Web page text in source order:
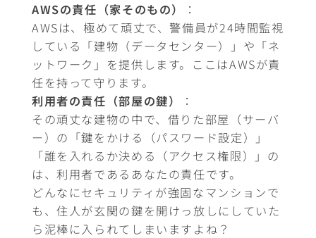
AWSの責任（家そのもの）
：
AWSは、極めて頑丈で、警備員が24時間監視
している「建物（データセンター）」や「ネ
ットワーク」を提供します。ここはAWSが責
任を持って守ります。
利用者の責任（部屋の鍵）
：
その頑丈な建物の中で、借りた部屋（サーバ
ー）の「鍵をかける（パスワード設定）」
「誰を入れるか決める（アクセス権限）」の
は、利用者であるあなたの責任です。
どんなにセキュリティが強固なマンションで
も、住人が玄関の鍵を開けっ放しにしていた
ら泥棒に入られてしまいますよね？